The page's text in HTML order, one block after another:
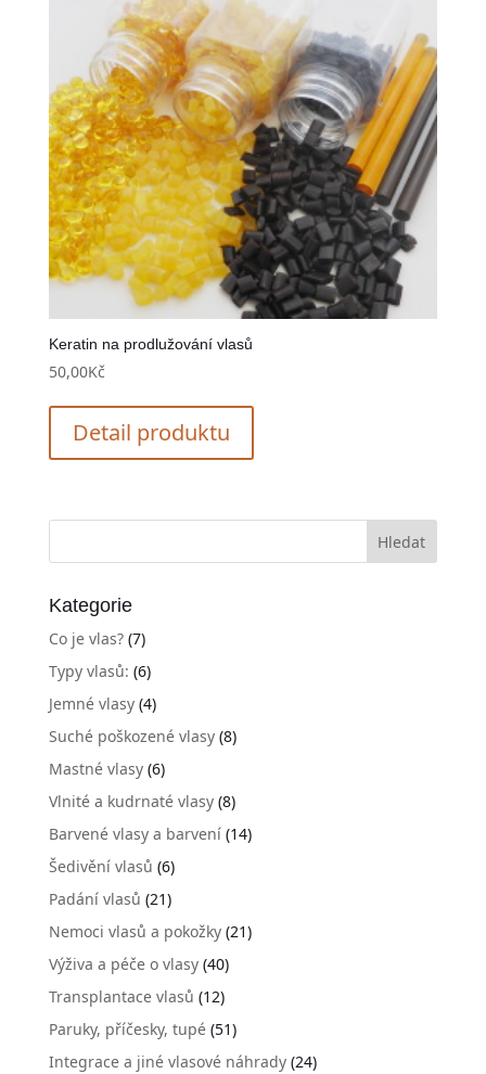
Keratin na prodlužování vlasů
50,00Kč
Detail produktu
Kategorie
Co je vlas?(7)
Typy vlasů: (6)
Jemné vlasy(4)
Suché poškozené vlasy(8)
Mastné vlasy(6)
Vlnité a kudrnaté vlasy(8)
Barvené vlasy a barvení(14)
Šedivění vlasů (6)
Padání vlasů (21)
Nemoci vlasů a pokožky(21)
Výživa a péče o vlasy(40)
Transplantace vlasů (12)
Paruky, příčesky, tupé(51)
Integrace a jiné vlasové náhrady(24)